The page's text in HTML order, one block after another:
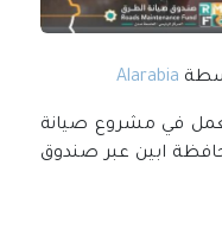
Alarabia
في مشروع صيانة
ابين عبر صندوق